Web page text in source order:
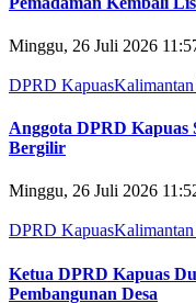
Minggu, 26 Juli 2026
DPRD KapuasKalimantan
Anggota DPRD Kapuas
Bergilir
Minggu, 26 Juli 2026
DPRD KapuasKalimantan
Ketua DPRD Kapuas
Pembangunan Desa